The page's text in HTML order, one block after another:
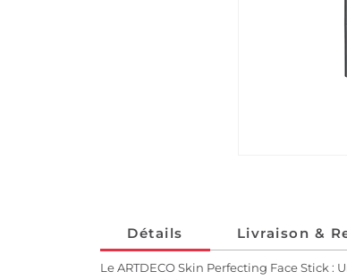
Détails Livraison &
Le ARTDECO Skin Perfecting Face Stick